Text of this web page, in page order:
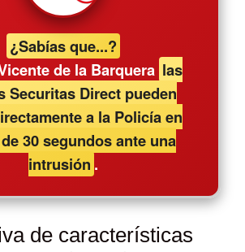
¿Sabías que...?
de la Barquera las
Securitas Direct pueden
a la Policía en
30 segundos ante una
intrusión .
de características